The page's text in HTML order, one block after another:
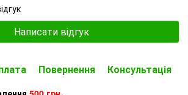
Написати відгук
Повернення Консультація